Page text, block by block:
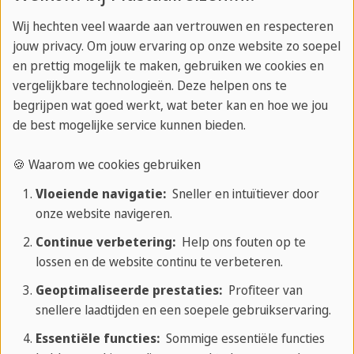
onderwerp 'bijgelovig'. Het is leuk om te horen dat
het getal 13 ongeluk betekent in het Westen, maar
juist geluk in het Oosten.
Het onderwijs was vooral gericht op positieve
feedback en plezierig bezig zijn met de taal. Dat
maakt het leuk om in Vancouver te studeren. Er is
goedkoop en goed te doen met het openbaar
vervoer. Ga zeker een dag naar Whistler of Groose
Mountain, Lynn Canyon Creek of Granville Island.
Neem goede wandelschoenen mee, want ook al is
Vancouver een grote stad, binnen een half uur ben
je in de natuur. Een trip naar de Rocky Mountains is
ook aan te raden. Niet goedkoop, maar wel de
moeite waard. Ik heb zelf 3 weken in een hostel
Wij hechten veel waarde aan vertrouwen en respecteren
jouw privacy. Om jouw ervaring op onze website zo soepel
en prettig mogelijk te maken, gebruiken we cookies en
vergelijkbare technologieën. Deze helpen ons te
begrijpen wat goed werkt, wat beter kan en hoe we jou
de best mogelijke service kunnen bieden.
🍪 Waarom we cookies gebruiken
Vloeiende navigatie:Sneller en intuïtiever door
onze website navigeren.
Continue verbetering:Help ons fouten op te
lossen en de website continu te verbeteren.
Geoptimaliseerde prestaties:Profiteer van
snellere laadtijden en een soepele gebruikservaring.
Essentiële functies:Sommige essentiële functies